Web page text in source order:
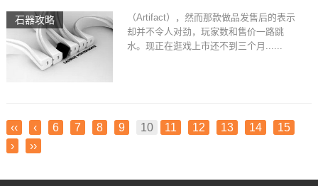
石器攻略
（Artifact），然而那款做品发售后的表示
却并不令人对劲，玩家数和售价一路跳
水。现正在逛戏上市还不到三个月......
‹‹ ‹ 6 7 8 9 10 11 12 13 14
15
›
››